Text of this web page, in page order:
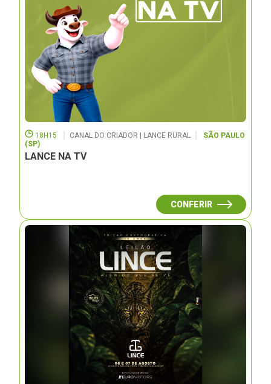
18H15 CANAL DO CRIADOR | LANCE RURAL
SÃO PAULO
(SP)
LANCE NA TV
CONFERIR